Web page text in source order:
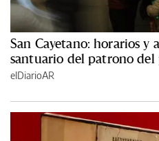
San Cayetano: horarios y
santuario del patrono
elDiarioAR